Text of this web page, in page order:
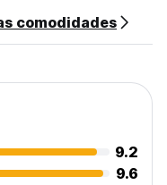
e das 15h00 às
comodidades
9.2
9.6